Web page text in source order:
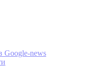
Google-news